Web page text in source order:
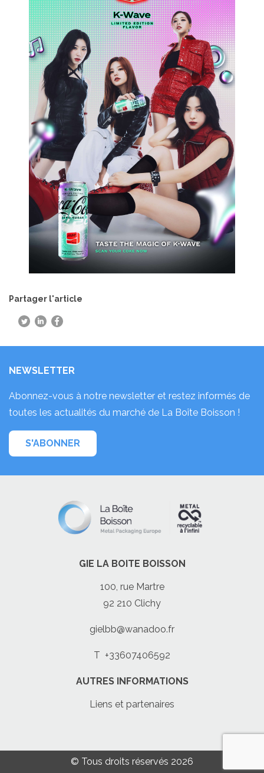
Partager l'article
NEWSLETTER
Abonnez-vous à notre newsletter et restez informés de
toutes les actualités du marché de La Boîte Boisson !
S'ABONNER
GIE LA BOITE BOISSON
100, rue Martre
92 210 Clichy
gielbb@wanadoo.fr
T +33607406592
AUTRES INFORMATIONS
Liens et partenaires
© Tous droits réservés 2026